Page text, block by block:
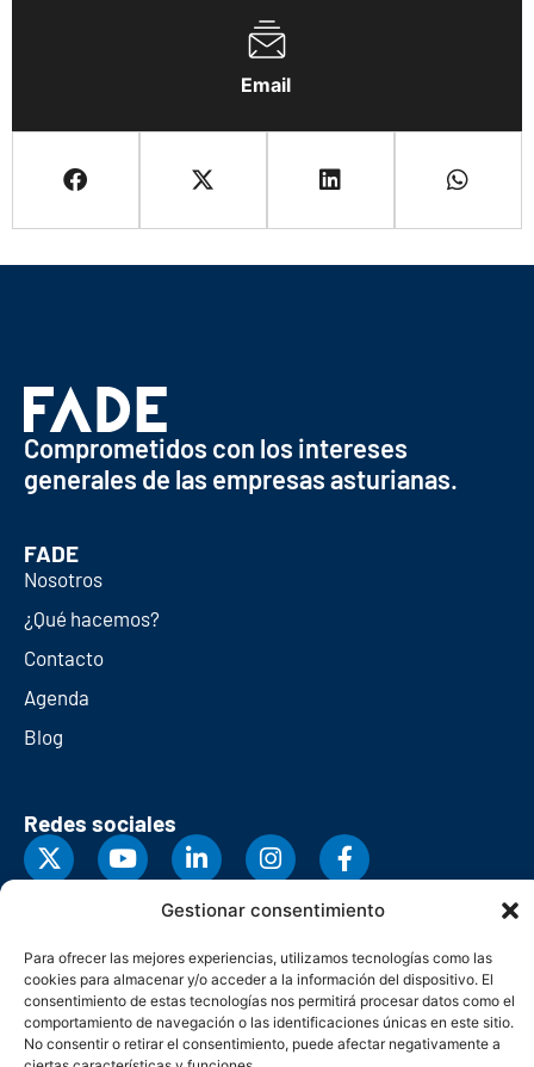
Gestionar consentimiento
Para ofrecer las mejores experiencias, utilizamos tecnologías como las
cookies para almacenar y/o acceder a la información del dispositivo. El
consentimiento de estas tecnologías nos permitirá procesar datos como el
comportamiento de navegación o las identificaciones únicas en este sitio.
No consentir o retirar el consentimiento, puede afectar negativamente a
Email
Comprometidos con los intereses
generales de las empresas asturianas.
FADE
Nosotros
¿Qué hacemos?
Contacto
Agenda
Blog
Redes sociales